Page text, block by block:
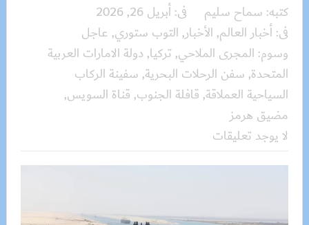
كتبه: سماح سليم فى:أبريل 26, 2026
فى:أخبار العالم, الأخبار, التوب ستوري, عاجل
وسوم: المجرى الملاحي, تركيا, دولة الامارات العربية
المتحدة, سفن الرحلات البحرية, سفينة الركاب
السياحية العملاقة, قافلة الجنوب, قناة السويس,
مضيق هرمز
لا يوجد تعليقات